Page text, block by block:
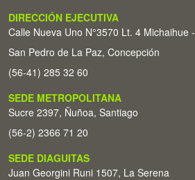
DIRECCIÓN EJECUTIVA
Calle Nueva Uno N°3570 Lt. 4 Michaihue -
San Pedro de La Paz, Concepción
(56-41) 285 32 60
SEDE METROPOLITANA
Sucre 2397, Ñuñoa, Santiago
(56-2) 2366 71 20
SEDE DIAGUITAS
Juan Georgini Runi 1507, La Serena